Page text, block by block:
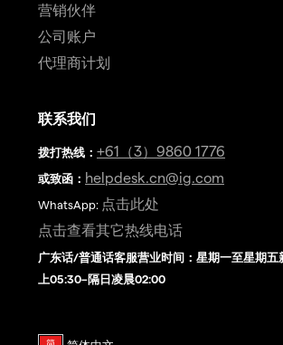
营销伙伴
公司账户
代理商计划
联系我们
拨打热线 ： +61（3）9860 1776
或致函： helpdesk.cn@ig.com
WhatsApp: 点击此处
点击查看其它热线电话
广东话/普通话客服营业时间：星期一至星期五
上05:30–隔日凌晨02:00